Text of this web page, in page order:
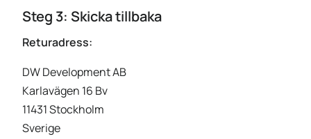
Steg 3: Skicka tillbaka
Returadress:
DW Development AB
Karlavägen 16 Bv
11431 Stockholm
Sverige